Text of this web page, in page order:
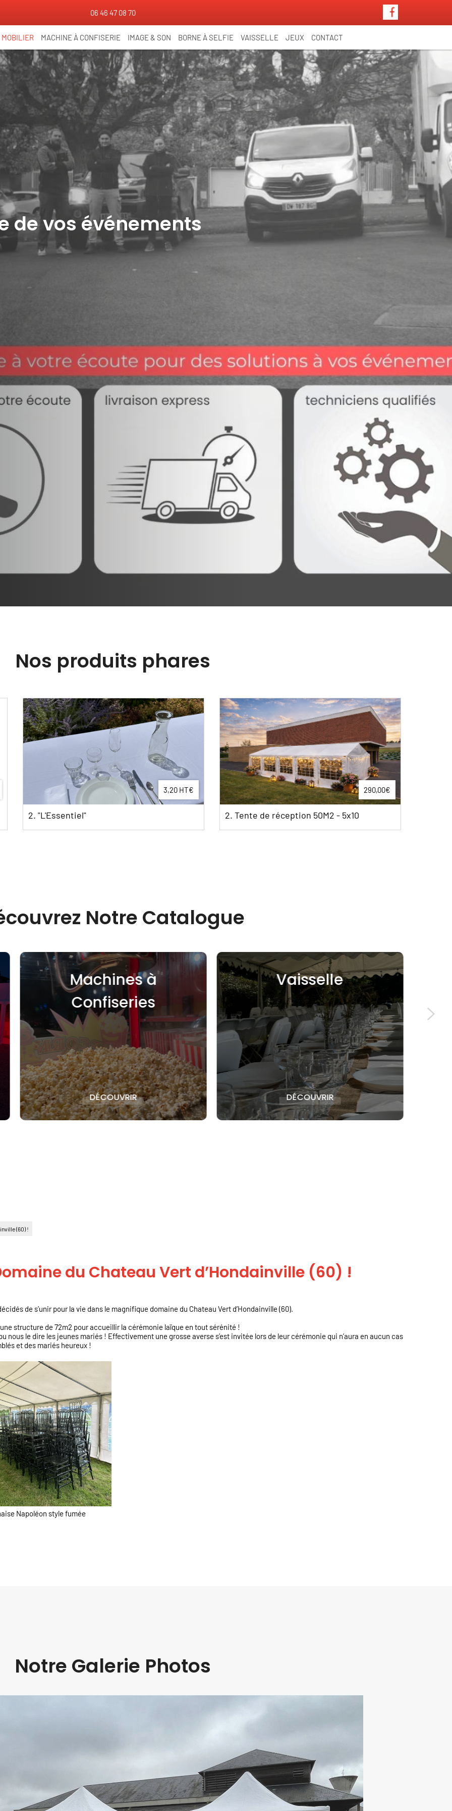
06 46 47 08 70
MOBILIER MACHINE À CONFISERIE IMAGE & SON BORNE À SELFIE VAISSELLE JEUX CONTACT
de vos événements
Nos produits phares
3,20 HT€ 290,00€
2.Chaise Cross Back - bois chêne
Notre Catalogue
Vaisselle
DÉCOUVRIR
Tentes de
Réception
DÉCOUVRIR
(60) !
du Chateau Vert d’Hondainville (60) !
de s’unir pour la vie dans le magnifique domaine du Chateau Vert d’Hondainville (60).
structure de 72m2 pour accueillir la cérémonie laïque en tout sérénité !
nous le dire les jeunes mariés ! Effectivement une grosse averse s’est invitée lors de leur cérémonie qui n’aura en aucun cas
et des mariés heureux !
Napoléon style fumée
Notre Galerie Photos